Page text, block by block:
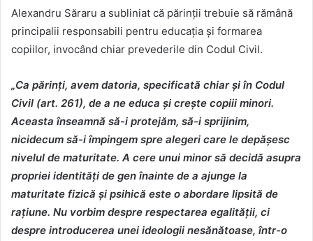
Alexandru Săraru a subliniat că părinții trebuie să rămână
principalii responsabili pentru educația și formarea
copiilor, invocând chiar prevederile din Codul Civil.
„Ca părinți, avem datoria, specificată chiar și în Codul
Civil (art. 261), de a ne educa și crește copiii minori.
Aceasta înseamnă să-i protejăm, să-i sprijinim,
nicidecum să-i împingem spre alegeri care le depășesc
nivelul de maturitate. A cere unui minor să decidă asupra
propriei identități de gen înainte de a ajunge la
maturitate fizică și psihică este o abordare lipsită de
rațiune. Nu vorbim despre respectarea egalității, ci
despre introducerea unei ideologii nesănătoase, într-o